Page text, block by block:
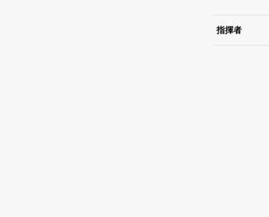
指揮者